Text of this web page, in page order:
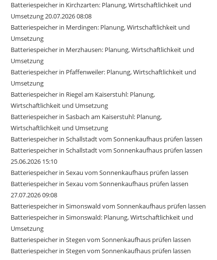
Batteriespeicher in Kirchzarten: Planung, Wirtschaftlichkeit und
Umsetzung 20.07.2026 08:08
Batteriespeicher in Merdingen: Planung, Wirtschaftlichkeit und
Umsetzung
Batteriespeicher in Merzhausen: Planung, Wirtschaftlichkeit und
Umsetzung
Batteriespeicher in Pfaffenweiler: Planung, Wirtschaftlichkeit und
Umsetzung
Batteriespeicher in Riegel am Kaiserstuhl: Planung,
Wirtschaftlichkeit und Umsetzung
Batteriespeicher in Sasbach am Kaiserstuhl: Planung,
Wirtschaftlichkeit und Umsetzung
Batteriespeicher in Schallstadt vom Sonnenkaufhaus prüfen lassen
Batteriespeicher in Schallstadt vom Sonnenkaufhaus prüfen lassen
25.06.2026 15:10
Batteriespeicher in Sexau vom Sonnenkaufhaus prüfen lassen
Batteriespeicher in Sexau vom Sonnenkaufhaus prüfen lassen
27.07.2026 09:08
Batteriespeicher in Simonswald vom Sonnenkaufhaus prüfen lassen
Batteriespeicher in Simonswald: Planung, Wirtschaftlichkeit und
Umsetzung
Batteriespeicher in Stegen vom Sonnenkaufhaus prüfen lassen
Batteriespeicher in Stegen vom Sonnenkaufhaus prüfen lassen